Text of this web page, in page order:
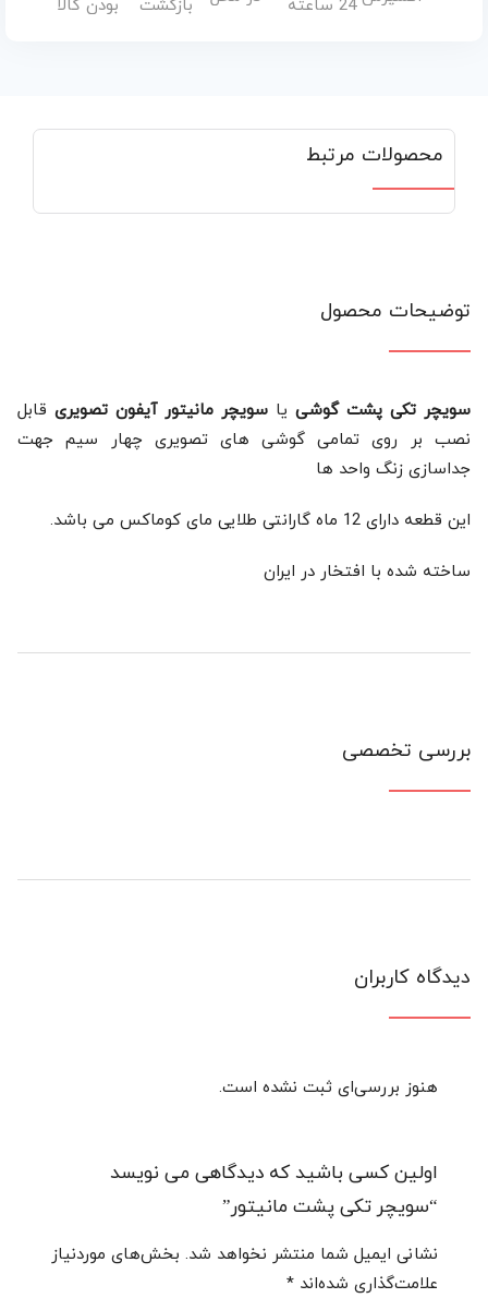
محصولات مرتبط
توضیحات محصول
سویچر تکی پشت گوشی یا سویچر مانیتور آیفون تصویریقابل
نصب بر روی تمامی گوشی های تصویری چهار سیم جهت
جداسازی زنگ واحد ها
این قطعه دارای 12 ماه گارانتی طلایی مای کوماکس می باشد.
ساخته شده با افتخار در ایران
بررسی تخصصی
دیدگاه کاربران
هنوز بررسی‌ای ثبت نشده است.
اولین کسی باشید که دیدگاهی می نویسد
“سویچر تکی پشت مانیتور”
نشانی ایمیل شما منتشر نخواهد شد. بخش‌های موردنیاز
علامت‌گذاری شده‌اند *